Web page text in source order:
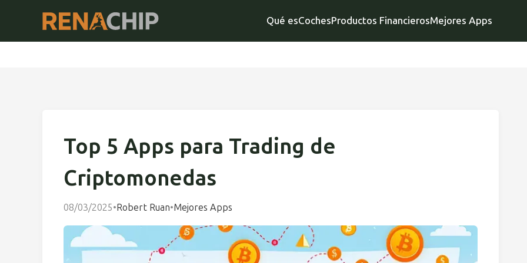
Qué esCochesProductos FinancierosMejores Apps
Top 5 Apps para Trading de
Criptomonedas
08/03/2025•Robert Ruan•Mejores Apps